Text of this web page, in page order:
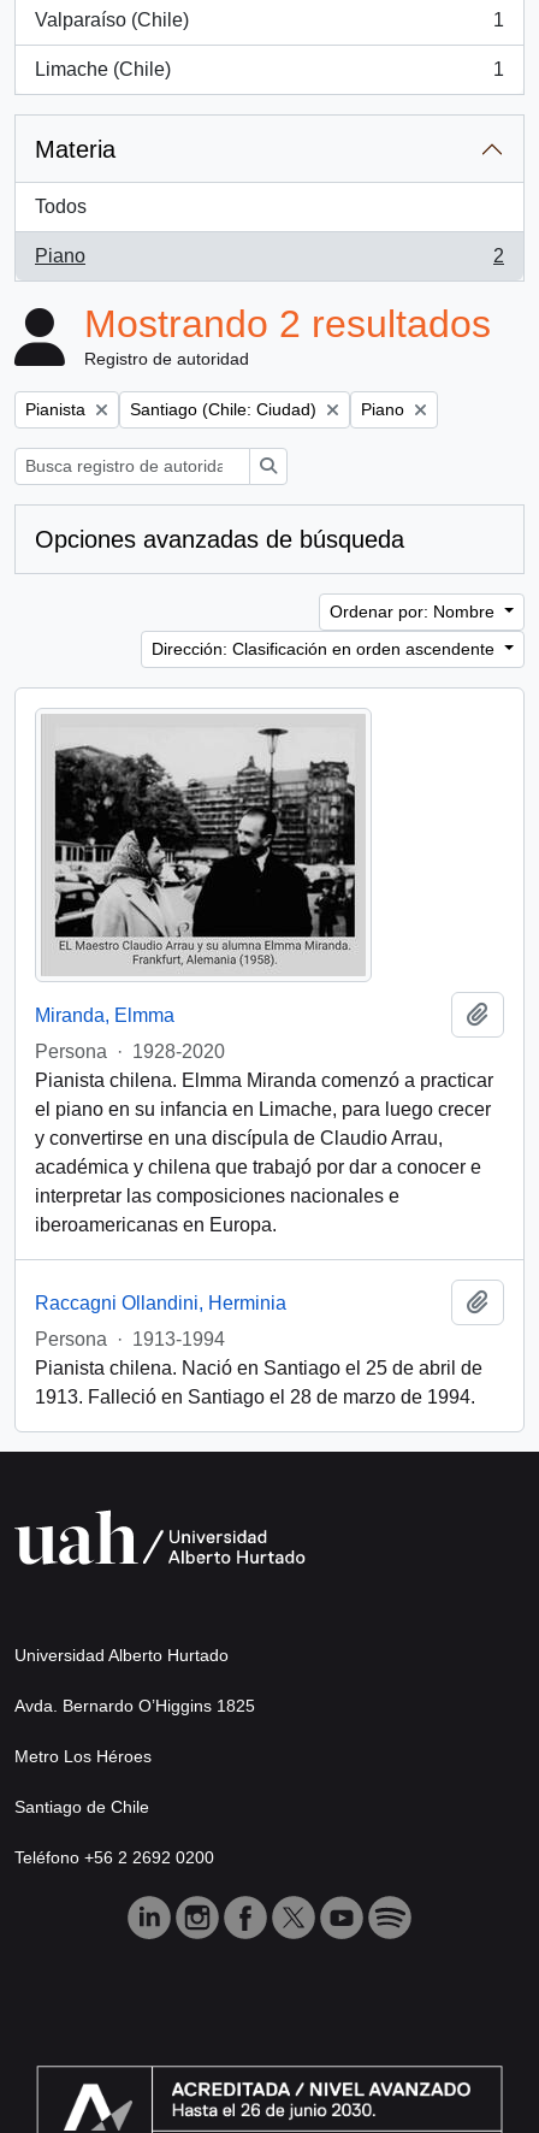
Valparaíso (Chile)
, 1 resultados
1
Limache (Chile)
, 1 resultados
1
Materia
Todos
Piano
, 2 resultados
2
Mostrando 2 resultados
Registro de autoridad
Remove filter:
Pianista Remove filter:
Santiago (Chile: Ciudad) Remove filter:
Piano
Opciones avanzadas de búsqueda
Ordenar por: Nombre
Dirección: Clasificación en orden ascendente
Miranda, Elmma
Persona
· 1928-2020
Pianista chilena. Elmma Miranda comenzó a practicar
el piano en su infancia en Limache, para luego crecer
y convertirse en una discípula de Claudio Arrau,
académica y chilena que trabajó por dar a conocer e
interpretar las composiciones nacionales e
iberoamericanas en Europa.
Raccagni Ollandini, Herminia
Persona
· 1913-1994
Pianista chilena. Nació en Santiago el 25 de abril de
1913. Falleció en Santiago el 28 de marzo de 1994.
Universidad Alberto Hurtado
Avda. Bernardo O’Higgins 1825
Metro Los Héroes
Santiago de Chile
Teléfono +56 2 2692 0200